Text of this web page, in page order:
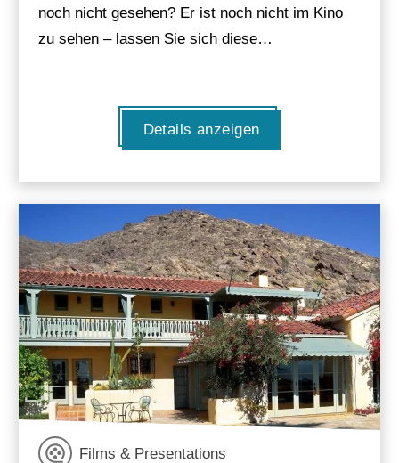
noch nicht gesehen? Er ist noch nicht im Kino
zu sehen – lassen Sie sich diese…
Details anzeigen
Films & Presentations